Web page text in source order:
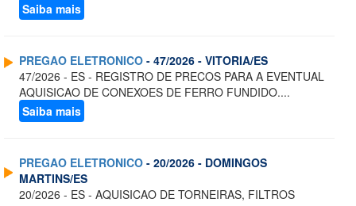
Saiba mais
PREGAO ELETRONICO - 47/2026 - VITORIA/ES
47/2026 - ES - REGISTRO DE PRECOS PARA A EVENTUAL
AQUISICAO DE CONEXOES DE FERRO FUNDIDO....
Saiba mais
PREGAO ELETRONICO - 20/2026 - DOMINGOS
MARTINS/ES
20/2026 - ES - AQUISICAO DE TORNEIRAS, FILTROS